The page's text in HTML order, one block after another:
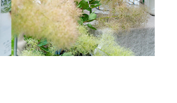
DESIGN
次の時代のデザインの役